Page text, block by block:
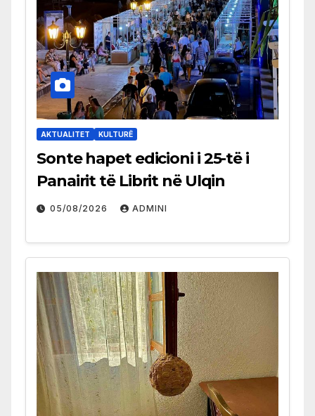
AKTUALITET KULTURË
Sonte hapet edicioni i 25-të i
Panairit të Librit në Ulqin
05/08/2026 ADMINI